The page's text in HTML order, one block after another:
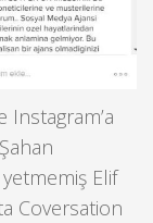
Instagram’a
Elif
Coversation